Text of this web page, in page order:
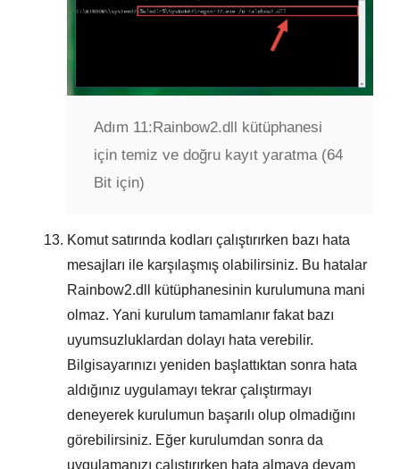
Adım 11:Rainbow2.dll kütüphanesi
için temiz ve doğru kayıt yaratma (64
Bit için)
Komut satırında kodları çalıştırırken bazı hata
mesajları ile karşılaşmış olabilirsiniz. Bu hatalar
Rainbow2.dll
kütüphanesinin kurulumuna mani
olmaz. Yani kurulum tamamlanır fakat bazı
uyumsuzluklardan dolayı hata verebilir.
Bilgisayarınızı yeniden başlattıktan sonra hata
aldığınız uygulamayı tekrar çalıştırmayı
deneyerek kurulumun başarılı olup olmadığını
görebilirsiniz. Eğer kurulumdan sonra da
uygulamanızı çalıştırırken hata almaya devam